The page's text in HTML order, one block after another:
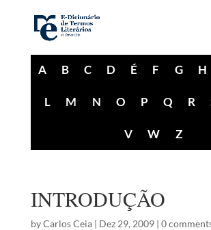
A B C D É F G H
L M N O P Q R
V W Z
INTRODUÇÃO
byCarlos Ceia| Dez 29, 2009| 0